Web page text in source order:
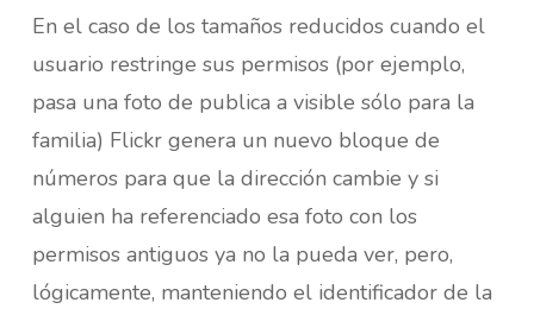
En el caso de los tamaños reducidos cuando el
usuario restringe sus permisos (por ejemplo,
pasa una foto de publica a visible sólo para la
familia) Flickr genera un nuevo bloque de
números para que la dirección cambie y si
alguien ha referenciado esa foto con los
permisos antiguos ya no la pueda ver, pero,
lógicamente, manteniendo el identificador de la